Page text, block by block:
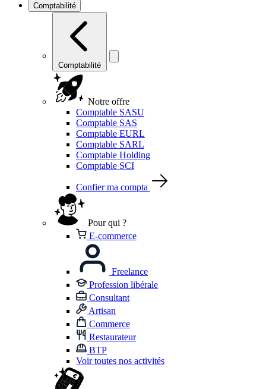
Comptabilité
Comptabilité
Notre offre
Comptable SASU
Comptable SAS
Comptable EURL
Comptable SARL
Comptable Holding
Comptable SCI
Confier ma compta
Pour qui ?
E-commerce
Freelance
Profession libérale
Consultant
Artisan
Commerce
Restaurateur
BTP
Voir toutes nos activités